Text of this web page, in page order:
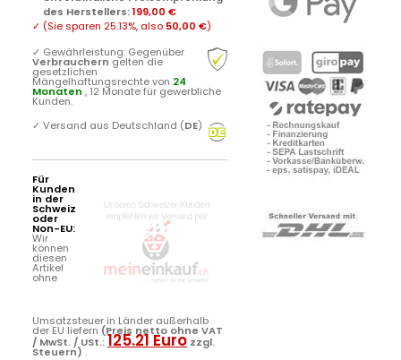
des Herstellers:199,00 €
✓ (Sie sparen 25.13%, also 50,00 €)
✓ Gewährleistung: Gegenüber
Verbrauchern gelten die
gesetzlichen
Mängelhaftungsrechte von 24
Monaten , 12 Monate für gewerbliche
Kunden.
✓ Versand aus Deutschland (DE)
Für
Kunden
in der
Schweiz
oder
Non-EU:
Wir
können
diesen
Artikel
ohne
Umsatzsteuer in Länder außerhalb
der EU liefern (Preis netto ohne VAT
/ MwSt. / USt.:125.21 Euro zzgl.
Steuern) .